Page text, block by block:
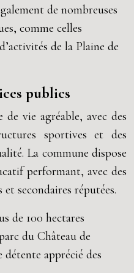
de nombreuses
comme celles
de la Plaine de
publics
vie agréable, avec des
sportives et des
La commune dispose
performant, avec des
secondaires réputées.
de 100 hectares
du Château de
apprécié des